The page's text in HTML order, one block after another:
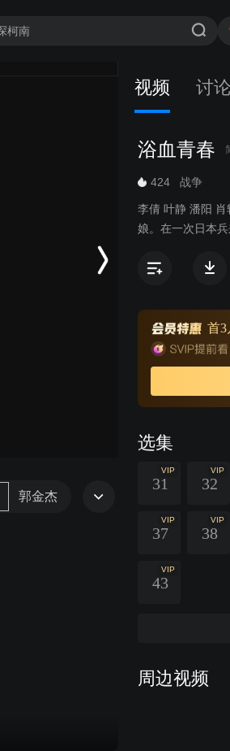
视频 讨论
浴血青春
424 战争
李倩 叶静 潘阳
娘。在一次日本
池塘里淹死了。
到处躲避，逐渐
她一次次遭遇惊
队所救。小米和
被日军血洗，小
略者对抗的，在
首3
选集
VIP
31
VIP
32
VIP
37
VIP
38
VIP
43
周边视频
郭金杰